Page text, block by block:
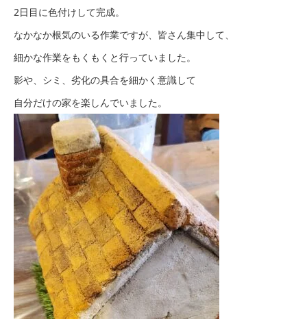
2日目に色付けして完成。
なかなか根気のいる作業ですが、皆さん集中して、
細かな作業をもくもくと行っていました。
影や、シミ、劣化の具合を細かく意識して
自分だけの家を楽しんでいました。